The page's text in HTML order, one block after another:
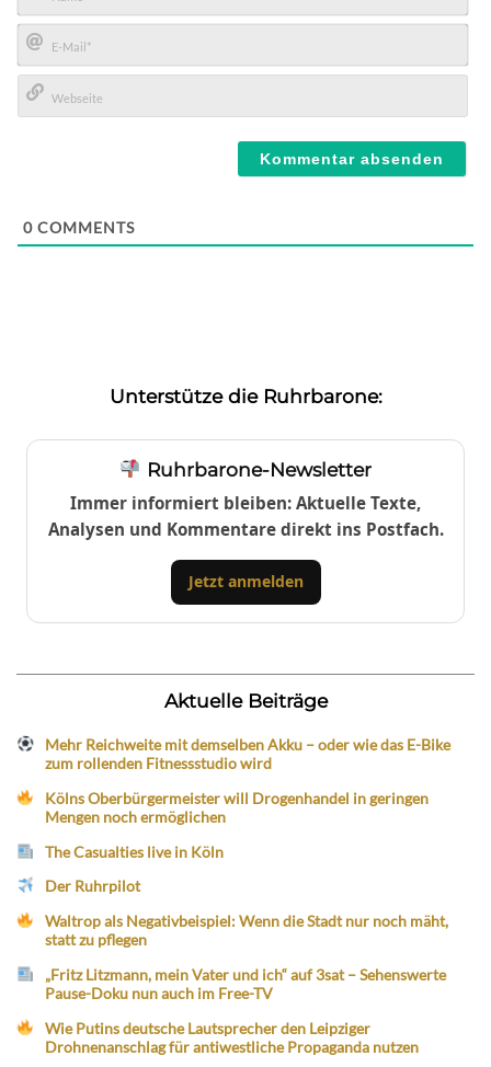
Name*
E-
Mail*
0 COMMENTS
Unterstütze die Ruhrbarone:
Ruhrbarone-Newsletter
Immer informiert bleiben: Aktuelle Texte,
Analysen und Kommentare direkt ins Postfach.
Jetzt anmelden
Aktuelle Beiträge
Mehr Reichweite mit demselben Akku – oder wie das E-Bike
zum rollenden Fitnessstudio wird
Kölns Oberbürgermeister will Drogenhandel in geringen
Mengen noch ermöglichen
The Casualties live in Köln
Der Ruhrpilot
Waltrop als Negativbeispiel: Wenn die Stadt nur noch mäht,
statt zu pflegen
„Fritz Litzmann, mein Vater und ich“ auf 3sat – Sehenswerte
Pause-Doku nun auch im Free-TV
Wie Putins deutsche Lautsprecher den Leipziger
Drohnenanschlag für antiwestliche Propaganda nutzen